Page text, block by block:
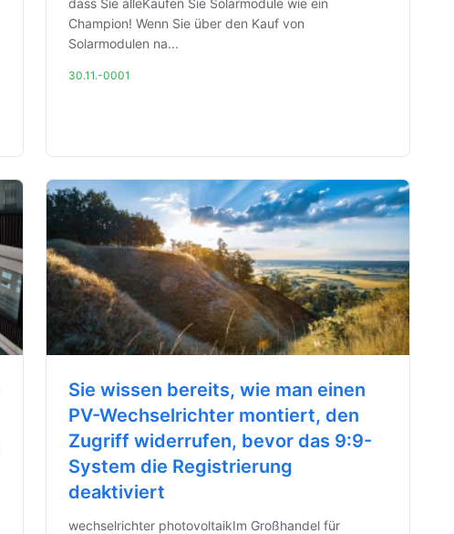
dass Sie alleKaufen Sie Solarmodule wie ein
Champion! Wenn Sie über den Kauf von
Solarmodulen na...
30.11.-0001
Sie wissen bereits, wie man einen
PV-Wechselrichter montiert, den
Zugriff widerrufen, bevor das 9:9-
System die Registrierung
deaktiviert
wechselrichter photovoltaikIm Großhandel für